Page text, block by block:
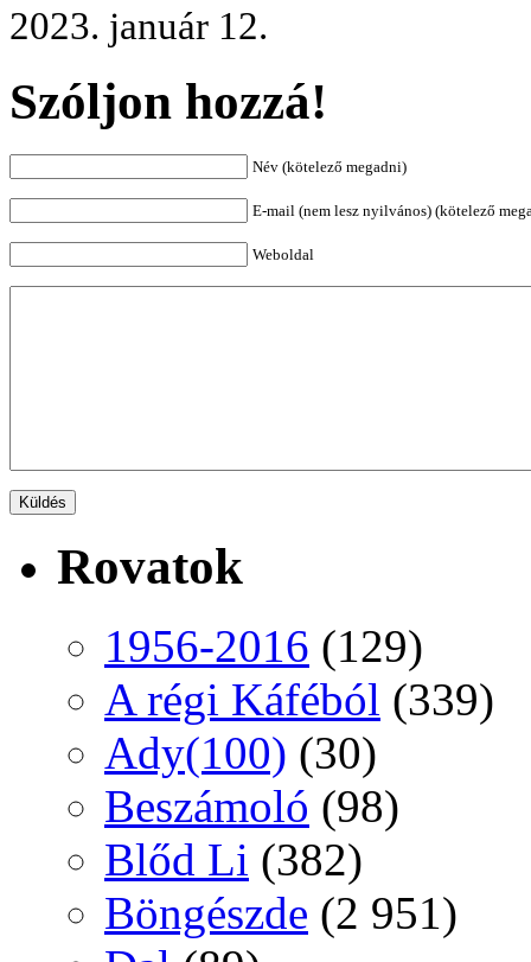
2023. január 12.
Szóljon hozzá!
Név (kötelező megadni)
E-mail (nem lesz nyilvános) (kötelező
Weboldal
Rovatok
1956-2016 (129)
A régi Káféból (339)
Ady(100) (30)
Beszámoló (98)
Blőd Li (382)
Böngészde (2 951)